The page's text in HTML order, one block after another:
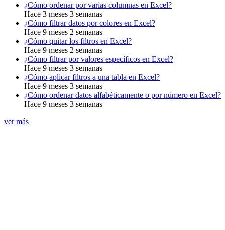
¿Cómo ordenar por varias columnas en Excel?
Hace 3 meses 3 semanas
¿Cómo filtrar datos por colores en Excel?
Hace 9 meses 2 semanas
¿Cómo quitar los filtros en Excel?
Hace 9 meses 2 semanas
¿Cómo filtrar por valores específicos en Excel?
Hace 9 meses 3 semanas
¿Cómo aplicar filtros a una tabla en Excel?
Hace 9 meses 3 semanas
¿Cómo ordenar datos alfabéticamente o por número en Excel?
Hace 9 meses 3 semanas
ver más